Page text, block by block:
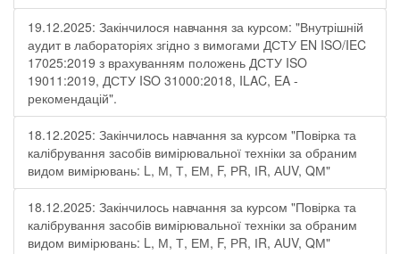
19.12.2025: Закінчилося навчання за курсом: "Внутрішній
аудит в лабораторіях згідно з вимогами ДСТУ EN ISO/IEC
17025:2019 з врахуванням положень ДСТУ ISO
19011:2019, ДСТУ ISO 31000:2018, ILAC, EA -
рекомендацій".
18.12.2025: Закінчилось навчання за курсом "Повірка та
калібрування засобів вимірювальної техніки за обраним
видом вимірювань: L, М, Т, ЕМ, F, РR, ІR, АUV, QМ"
18.12.2025: Закінчилось навчання за курсом "Повірка та
калібрування засобів вимірювальної техніки за обраним
видом вимірювань: L, М, Т, ЕМ, F, РR, ІR, АUV, QМ"